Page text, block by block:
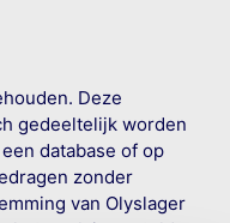
Deze
gedeeltelijk worden
database of op
zonder
van Olyslager